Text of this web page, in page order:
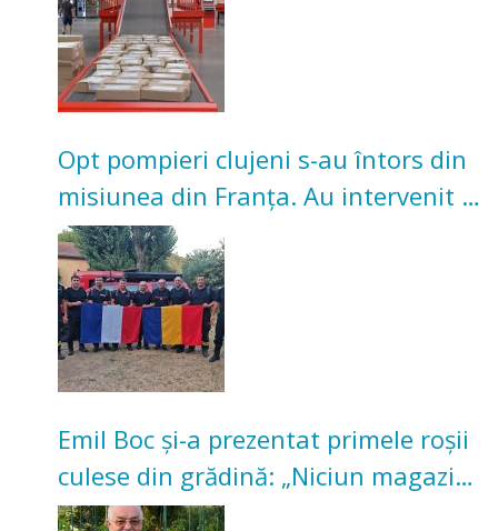
Opt pompieri clujeni s-au întors din
misiunea din Franța. Au intervenit la
incendii de vegetație și pădure
Emil Boc și-a prezentat primele roșii
culese din grădină: „Niciun magazin
nu poate oferi această satisfacție”